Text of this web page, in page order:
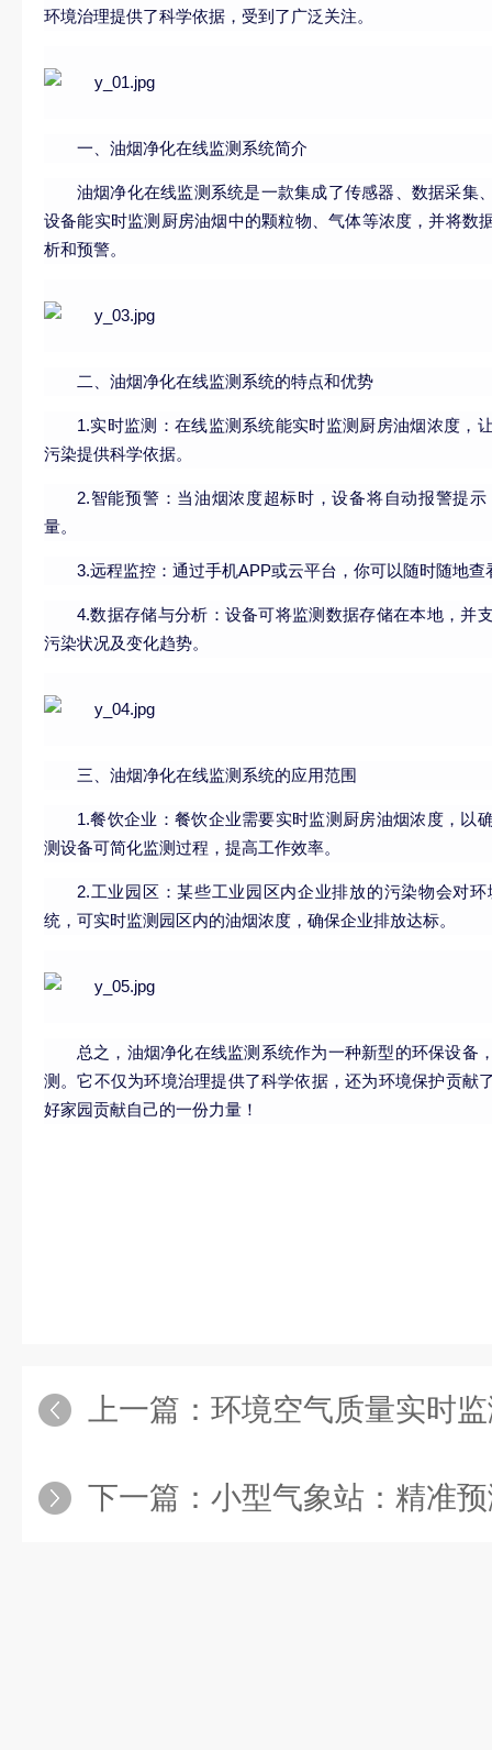
环境治理提供了科学依据，受到了广泛关注。
一、油烟净化在线监测系统简介
油烟净化在线监测系统是一款集成了传感器、数据采集
设备能实时监测厨房油烟中的颗粒物、气体等浓度，并将数
析和预警。
二、油烟净化在线监测系统的特点和优势
1.实时监测：在线监测系统能实时监测厨房油烟浓度，
污染提供科学依据。
2.智能预警：当油烟浓度超标时，设备将自动报警提
量。
3.远程监控：通过手机APP或云平台，你可以随时随地
4.数据存储与分析：设备可将监测数据存储在本地，并
污染状况及变化趋势。
三、油烟净化在线监测系统的应用范围
1.餐饮企业：餐饮企业需要实时监测厨房油烟浓度，以
测设备可简化监测过程，提高工作效率。
2.工业园区：某些工业园区内企业排放的污染物会对
统，可实时监测园区内的油烟浓度，确保企业排放达标。
总之，油烟净化在线监测系统作为一种新型的环保设备
测。它不仅为环境治理提供了科学依据，还为环境保护贡献
好家园贡献自己的一份力量！
上一篇： 环境空气质量实时监测：守
下一篇： 小型气象站：精准预测